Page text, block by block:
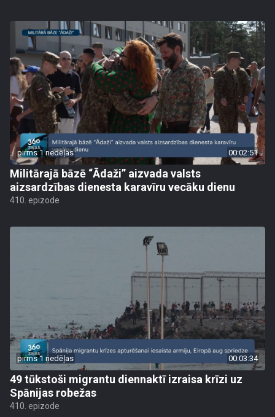
pirms 1 nedēļas 00:02:51
Militārajā bāzē “Ādaži” aizvada valsts
aizsardzības dienesta karavīru vecāku dienu
410. epizode
pirms 1 nedēļas 00:03:34
49 tūkstoši migrantu diennaktī izraisa krīzi uz
Spānijas robežas
410. epizode